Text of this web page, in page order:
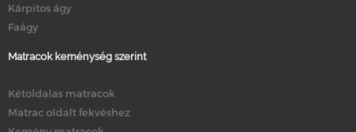
Kárpitos ágy
Faágy
Matracok keménység szerint
Kétoldalas matracok
Matrac oldalt fekvéshez